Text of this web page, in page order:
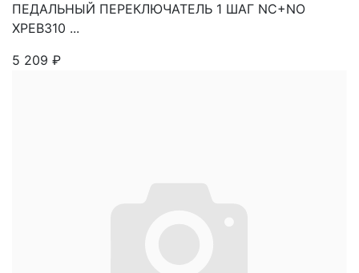
ПЕДАЛЬНЫЙ ПЕРЕКЛЮЧАТЕЛЬ 1 ШАГ NC+NO
XPEB310 ...
5 209 ₽